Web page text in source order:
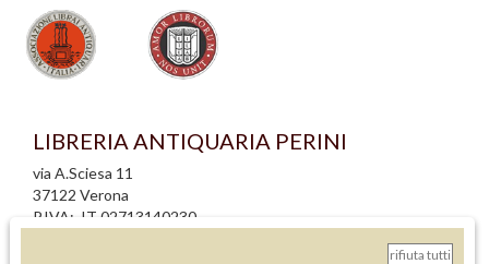
LIBRERIA ANTIQUARIA PERINI
via A.Sciesa 11
37122 Verona
P.IVA: IT 02713140230
rifiuta tutti